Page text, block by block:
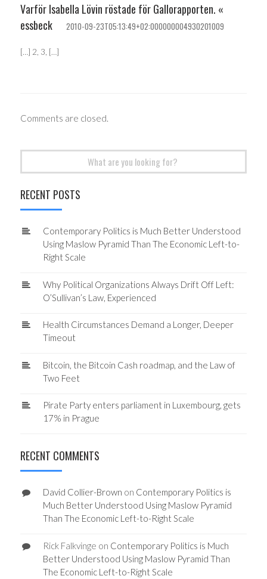
Varför Isabella Lövin röstade för Gallorapporten. «
essbeck
2010-09-23T05:13:49+02:000000004930201009
[…] 2, 3, […]
Comments are closed.
RECENT POSTS
Contemporary Politics is Much Better Understood
Using Maslow Pyramid Than The Economic Left-to-
Right Scale
Why Political Organizations Always Drift Off Left:
O’Sullivan’s Law, Experienced
Health Circumstances Demand a Longer, Deeper
Timeout
Bitcoin, the Bitcoin Cash roadmap, and the Law of
Two Feet
Pirate Party enters parliament in Luxembourg, gets
17% in Prague
RECENT COMMENTS
David Collier-Brown on Contemporary Politics is
Much Better Understood Using Maslow Pyramid
Than The Economic Left-to-Right Scale
Rick Falkvinge on Contemporary Politics is Much
Better Understood Using Maslow Pyramid Than
The Economic Left-to-Right Scale